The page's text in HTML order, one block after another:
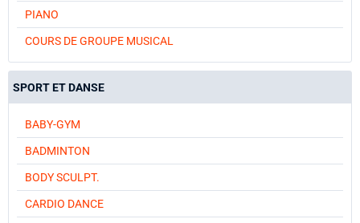
PIANO
COURS DE GROUPE MUSICAL
SPORT ET DANSE
BABY-GYM
BADMINTON
BODY SCULPT.
CARDIO DANCE